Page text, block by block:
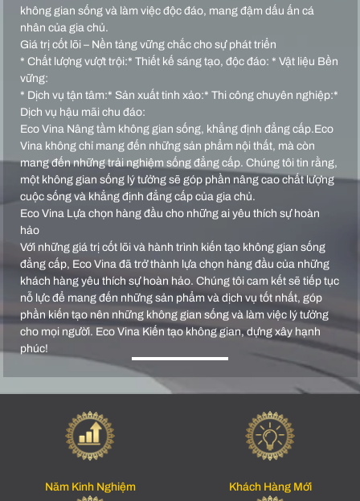
không gian sống và làm việc độc đáo, mang đậm dấu ấn cá
nhân của gia chủ.
Giá trị cốt lõi – Nền tảng vững chắc cho sự phát triển
* Chất lượng vượt trội:* Thiết kế sáng tạo, độc đáo: * Vật liệu Bền
vững:
* Dịch vụ tận tâm:* Sản xuất tinh xảo:* Thi công chuyên nghiệp:*
Dịch vụ hậu mãi chu đáo:
Eco Vina Nâng tầm không gian sống, khẳng định đẳng cấp.Eco
Vina không chỉ mang đến những sản phẩm nội thất, mà còn
mang đến những trải nghiệm sống đẳng cấp. Chúng tôi tin rằng,
một không gian sống lý tưởng sẽ góp phần nâng cao chất lượng
cuộc sống và khẳng định đẳng cấp của gia chủ.
Eco Vina Lựa chọn hàng đầu cho những ai yêu thích sự hoàn
hảo
Với những giá trị cốt lõi và hành trình kiến tạo không gian sống
đẳng cấp, Eco Vina đã trở thành lựa chọn hàng đầu của những
khách hàng yêu thích sự hoàn hảo. Chúng tôi cam kết sẽ tiếp tục
nỗ lực để mang đến những sản phẩm và dịch vụ tốt nhất, góp
phần kiến tạo nên những không gian sống và làm việc lý tưởng
cho mọi người. Eco Vina Kiến tạo không gian, dựng xây hạnh
phúc!
Năm Kinh Nghiệm Khách Hàng Mới